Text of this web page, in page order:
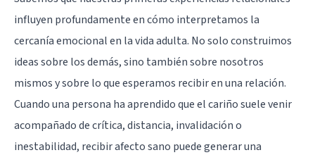
influyen profundamente en cómo interpretamos la
cercanía emocional en la vida adulta. No solo construimos
ideas sobre los demás, sino también sobre nosotros
mismos y sobre lo que esperamos recibir en una relación.
Cuando una persona ha aprendido que el cariño suele venir
acompañado de crítica, distancia, invalidación o
inestabilidad, recibir afecto sano puede generar una